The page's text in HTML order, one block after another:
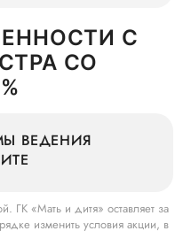
С
СО
ВЕДЕНИЯ
ГК «Мать и дитя» оставляет за
изменить условия акции, в